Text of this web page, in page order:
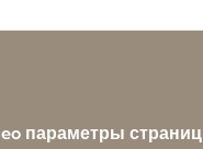
параметры страниц